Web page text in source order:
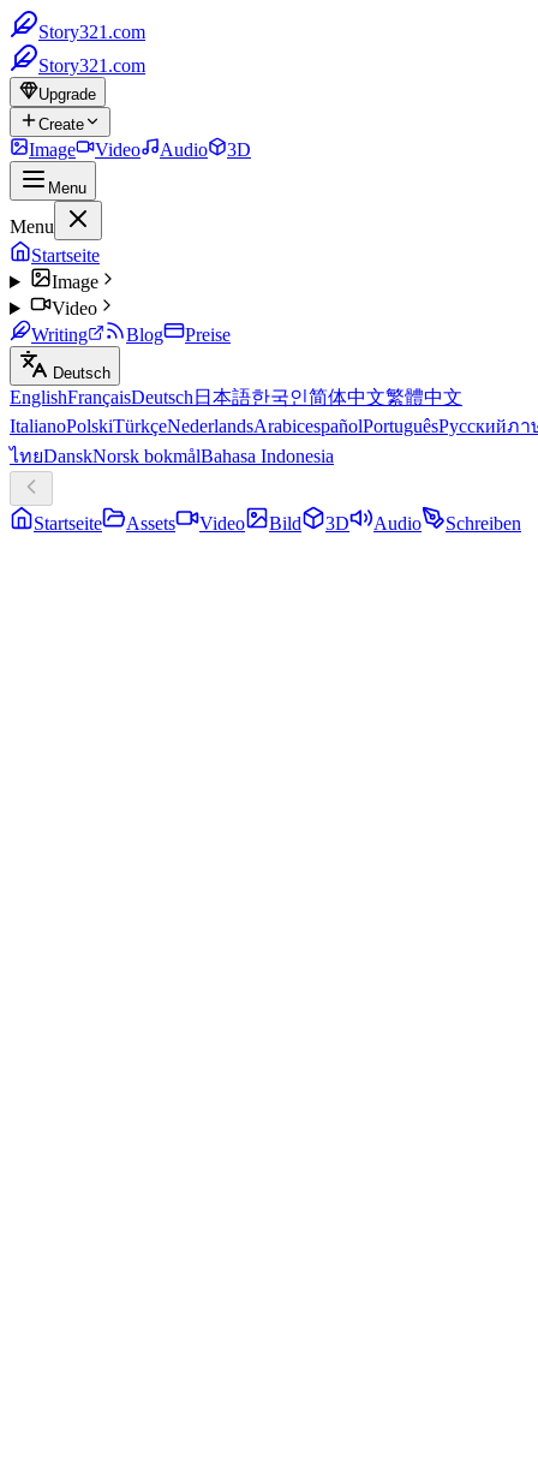
Story321.com
Story321.com
Upgrade
Create
Image Video Audio 3D
Menu
Menu
Startseite
Image
Video
Writing
Blog Preise
Deutsch
EnglishFrançaisDeutsch 日本語한국인简体中文繁體中文
ItalianoPolskiTürkçeNederlandsArabicespañolPortuguêsРусскийภา
ไทยDanskNorsk bokmålBahasa Indonesia
Startseite Assets Video Bild 3D Audio Schreiben